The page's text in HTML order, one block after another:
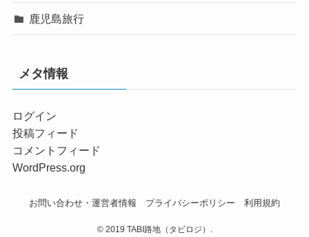
鹿児島旅行
メタ情報
ログイン
投稿フィード
コメントフィード
WordPress.org
お問い合わせ・運営者情報 プライバシーポリシー 利用規約
© 2019 TABI路地（タビロジ）.